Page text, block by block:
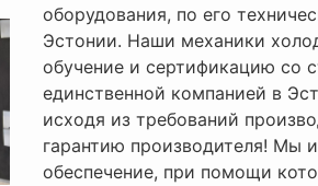
оборудования, по его
Эстонии. Наши механики
обучение и сертификацию со
единственной компанией в
исходя из требований
гарантию производителя! Мы
обеспечение, при помощи